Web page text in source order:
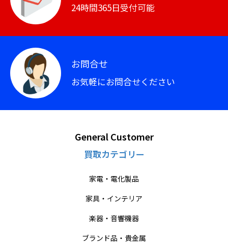
24時間365日受付可能
お問合せ
お気軽にお問合せください
General Customer
買取カテゴリー
家電・電化製品
家具・インテリア
楽器・音響機器
ブランド品・貴金属